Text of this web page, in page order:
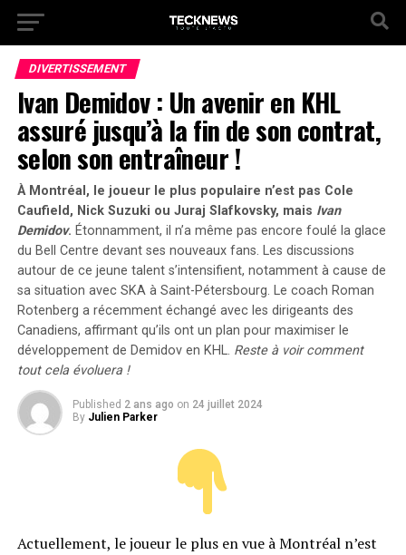
DIVERTISSEMENT
Ivan Demidov : Un avenir en KHL
assuré jusqu’à la fin de son contrat,
selon son entraîneur !
À Montréal, le joueur le plus populaire n’est pas Cole
Caufield, Nick Suzuki ou Juraj Slafkovsky, mais Ivan
Demidov. Étonnamment, il n’a même pas encore foulé la glace
du Bell Centre devant ses nouveaux fans. Les discussions
autour de ce jeune talent s’intensifient, notamment à cause de
sa situation avec SKA à Saint-Pétersbourg. Le coach Roman
Rotenberg a récemment échangé avec les dirigeants des
Canadiens, affirmant qu’ils ont un plan pour maximiser le
développement de Demidov en KHL. Reste à voir comment
tout cela évoluera !
Published 2 ans ago on 24 juillet 2024
By Julien Parker
Actuellement, le joueur le plus en vue à Montréal n’est